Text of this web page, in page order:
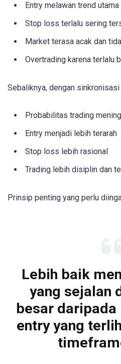
Entry melawan trend utama
Stop loss terlalu sering
Market terasa acak dan
Overtrading karena terlalu
Sebaliknya, dengan sinkronisasi
Probabilitas trading
Entry menjadi lebih terarah
Stop loss lebih rasional
Trading lebih disiplin dan
Prinsip penting yang perlu
Lebih baik
yang sejalan
besar
entry yang